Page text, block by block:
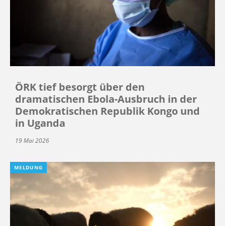
ÖRK tief besorgt über den
dramatischen Ebola-Ausbruch in der
Demokratischen Republik Kongo und
in Uganda
19 Mai 2026
MELDUNG